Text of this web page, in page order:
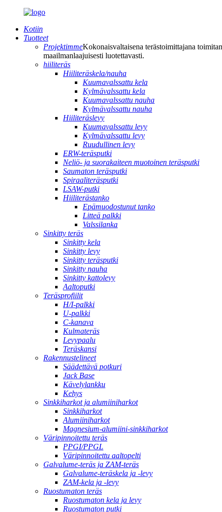
Kotiin
Tuotteet
ProjektimmeKokonaisvaltaisena terästoimittajana
maailmanlaajuisesti luotettavasti.
hiiliteräs
Hiiliteräskela/nauha
Kuumavalssattu kela
Kylmävalssattu kela
Kuumavalssattu nauha
Kylmävalssattu nauha
Hiiliteräslevy
Kuumavalssattu levy
Kylmävalssattu levy
Ruudullinen levy
ERW-teräsputki
Neliö- ja suorakaiteen muotoinen teräsputki
Saumaton teräsputki
Spiraaliteräsputki
LSAW-putki
Hiiliterästanko
Epämuodostunut tanko
Litteä palkki
Valssilanka
Sinkitty teräs
Sinkitty kela
Sinkitty levy
Sinkitty teräsputki
Sinkitty nauha
Sinkitty kattolevy
Aaltoputki
Teräsprofiilit
H/I-palkki
U-palkki
C-kanava
Kulmateräs
Levypaalu
Teräskansi
Rakennustelineet
Säädettävä potkuri
Jack Base
Kävelylankku
Kehys
Sinkkiharkot ja alumiiniharkot
Sinkkiharkot
Alumiiniharkot
Magnesium-alumiini-sinkkiharkot
Väripinnoitettu teräs
PPGI/PPGL
Väripinnoitettu aaltopelti
Galvalume-teräs ja ZAM-teräs
Galvalume-teräskela ja -levy
ZAM-kela ja -levy
Ruostumaton teräs
Ruostumaton kela ja levy
Ruostumaton putki